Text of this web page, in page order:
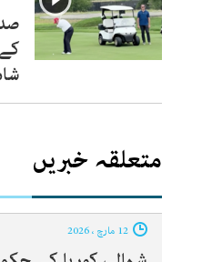
متعلقہ خبریں